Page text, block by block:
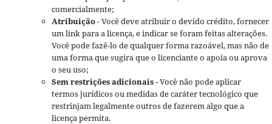
comercialmente;
Atribuição- Você deve atribuir o devido crédito, fornecer
um link para a licença, e indicar se foram feitas alterações.
Você pode fazê-lo de qualquer forma razoável, mas não de
uma forma que sugira que o licenciante o apoia ou aprova
o seu uso;
Sem restrições adicionais- Você não pode aplicar
termos jurídicos ou medidas de caráter tecnológico que
restrinjam legalmente outros de fazerem algo que a
licença permita.